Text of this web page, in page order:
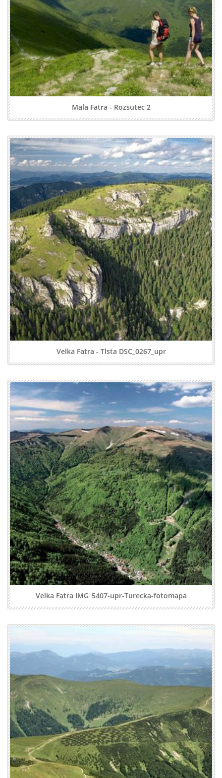
Mala Fatra - Rozsutec 2
Velka Fatra - Tlsta DSC_0267_upr
Velka Fatra IMG_5407-upr-Turecka-fotomapa